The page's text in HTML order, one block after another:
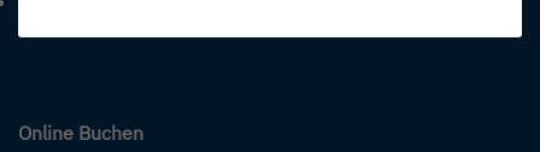
Online Buchen